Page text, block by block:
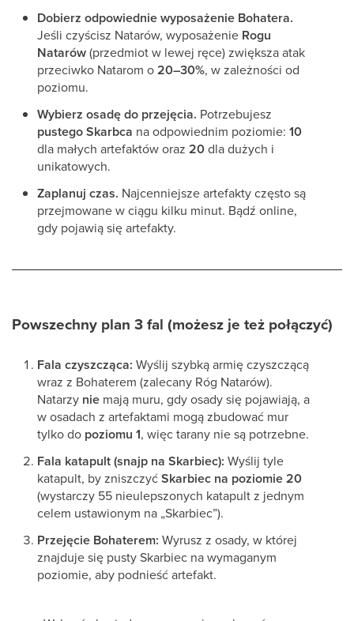
Dobierz odpowiednie wyposażenie Bohatera.
Jeśli czyścisz Natarów, wyposażenie Rogu
Natarów(przedmiot w lewej ręce) zwiększa atak
przeciwko Natarom o20–30%, w zależności od
poziomu.
Wybierz osadę do przejęcia. Potrzebujesz
pustego Skarbca na odpowiednim poziomie: 10
dla małych artefaktów oraz 20dla dużych i
unikatowych.
Zaplanuj czas. Najcenniejsze artefakty często są
przejmowane w ciągu kilku minut. Bądź online,
gdy pojawią się artefakty.
Powszechny plan 3 fal (możesz je też połączyć)
Fala czyszcząca: Wyślij szybką armię czyszczącą
wraz z Bohaterem (zalecany Róg Natarów).
Natarzy nie mają muru, gdy osady się pojawiają, a
w osadach z artefaktami mogą zbudować mur
tylko do poziomu 1, więc tarany nie są potrzebne.
Fala katapult (snajp na Skarbiec): Wyślij tyle
katapult, by zniszczyćSkarbiec na poziomie 20
(wystarczy 55 nieulepszonych katapult z jednym
celem ustawionym na „Skarbiec”).
Przejęcie Bohaterem: Wyrusz z osady, w której
znajduje się pusty Skarbiec na wymaganym
poziomie, aby podnieść artefakt.